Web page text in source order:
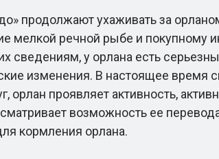
продолжают ухаживать за
мелкой речной рыбе и
сведениям, у орлана есть
изменения. В настоящее время
орлан проявляет активность,
возможность ее
кормления орлана.